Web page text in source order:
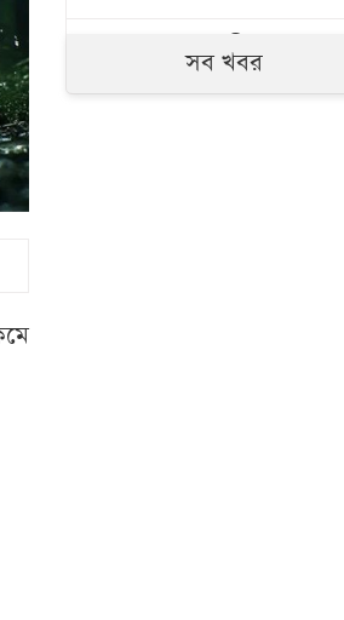
সাতক্ষীরায় ৬ কোটি
টাকার ‘কুশ’ মাদক
সব খবর